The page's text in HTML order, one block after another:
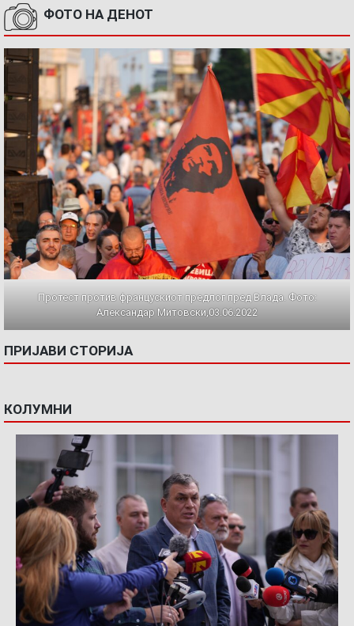
ФОТО НА ДЕНОТ
Протест против францускиот предлог пред Влада. Фото:
Александар Митовски,03.06.2022
ПРИЈАВИ СТОРИЈА
КОЛУМНИ